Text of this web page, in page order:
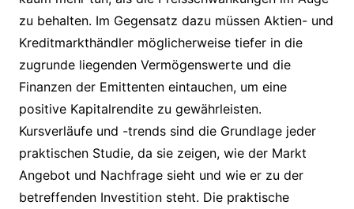
zu behalten. Im Gegensatz dazu müssen Aktien- und
Kreditmarkthändler möglicherweise tiefer in die
zugrunde liegenden Vermögenswerte und die
Finanzen der Emittenten eintauchen, um eine
positive Kapitalrendite zu gewährleisten.
Kursverläufe und -trends sind die Grundlage jeder
praktischen Studie, da sie zeigen, wie der Markt
Angebot und Nachfrage sieht und wie er zu der
betreffenden Investition steht. Die praktische